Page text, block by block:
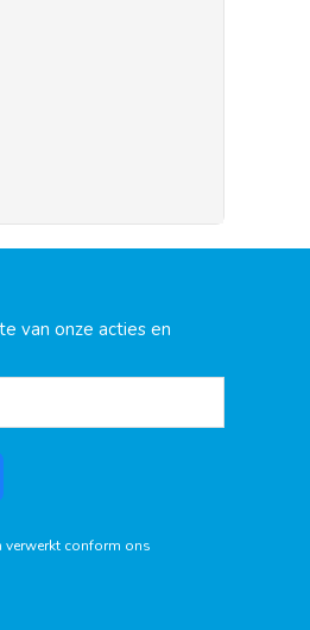
van onze acties en
verwerkt conform ons